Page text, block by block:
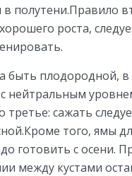
в полутени.Правило
роста,
быть плодородной, в
нейтральным
третье: сажать
того, ямы
готовить с осени.
между кустами